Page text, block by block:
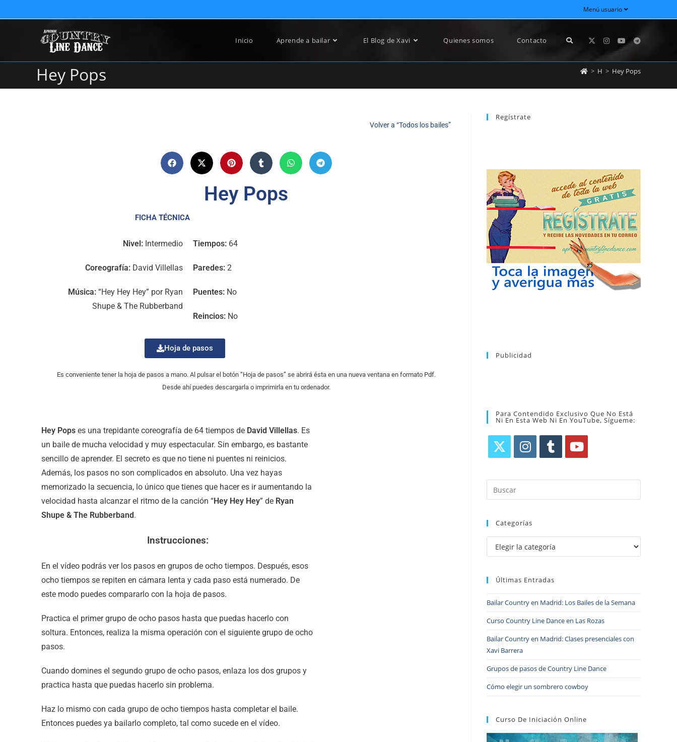
Menú usuario
Inicio Aprende a bailar El Blog de Xavi Quienes somos Contacto
Hey Pops > H > Hey Pops
Volver a “Todos los bailes”
Hey Pops
FICHA TÉCNICA
Nivel:Intermedio
Coreografía:David Villellas
Música:“Hey Hey Hey” por Ryan
Shupe & The Rubberband
Tiempos:64
Paredes:2
Puentes:No
Reincios:No
Hoja de pasos
Es conveniente tener la hoja de pasos a mano. Al pulsar el botón “Hoja de pasos” se abrirá ésta en una nueva ventana en formato Pdf.
Desde ahí puedes descargarla o imprimirla en tu ordenador.
Hey Pops es una trepidante coreografía de 64 tiempos de David Villellas. Es
un baile de mucha velocidad y muy espectacular. Sin embargo, es bastante
sencillo de aprender. El secreto es que no tiene ni puentes ni reinicios.
Además, los pasos no son complicados en absoluto. Una vez hayas
memorizado la secuencia, lo único que tienes que hacer es ir aumentando la
velocidad hasta alcanzar el ritmo de la canción “Hey Hey Hey” de Ryan
Shupe & The Rubberband.
Instrucciones:
En el vídeo podrás ver los pasos en grupos de ocho tiempos. Después, esos
ocho tiempos se repiten en cámara lenta y cada paso está numerado. De
este modo puedes compararlo con la hoja de pasos.
Practica el primer grupo de ocho pasos hasta que puedas hacerlo con
soltura. Entonces, realiza la misma operación con el siguiente grupo de ocho
pasos.
Cuando domines el segundo grupo de ocho pasos, enlaza los dos grupos y
practica hasta que puedas hacerlo sin problema.
Haz lo mismo con cada grupo de ocho tiempos hasta completar el baile.
Entonces puedes ya bailarlo completo, tal como sucede en el vídeo.
Regístrate
Tras registrarte tendrás acceso completo a
la web. Puedes consultar el directorio
alfabético de vídeos tutoriales y aprender la
coreografía que más te apetezca. Recibirás
en tu correo la newsletter con las
novedades tanto en el blog, como de
nuevos bailes. En cualquier momento
puedes dar de baja tu suscripción a la
newsletter sin dejar de estar registrado.
REGÍSTRATE
Publicidad
Para Contendido Exclusivo Que No Está
Ni En Esta Web Ni En YouTube, Sígueme:
Categorías
Últimas Entradas
Bailar Country en Madrid: Los Bailes de la Semana
Curso Country Line Dance en Las Rozas
Bailar Country en Madrid: Clases presenciales con
Xavi Barrera
Grupos de pasos de Country Line Dance
Cómo elegir un sombrero cowboy
Curso De Iniciación Online